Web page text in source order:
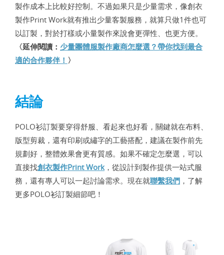
製作成本上比較好控制。不過如果只是少量需求，像創衣
製作Print Work就有推出少量客製服務，就算只做1件也可
以訂製，對於打樣或小量製作來說會更彈性、也更方便。
〈延伸閱讀： 少量團體服製作廠商怎麼選？帶你找到最合
適的合作夥伴！ 〉
結論
POLO衫訂製要穿得舒服、看起來也好看，關鍵就在布料、
版型剪裁，還有印刷或繡字的工藝搭配，建議在製作前先
規劃好，整體效果會更有質感。如果不確定怎麼選，可以
直接找創衣製作Print Work，從設計到製作提供一站式服
務，還有專人可以一起討論需求。現在就聯繫我們 ，了解
更多POLO衫訂製細節吧！